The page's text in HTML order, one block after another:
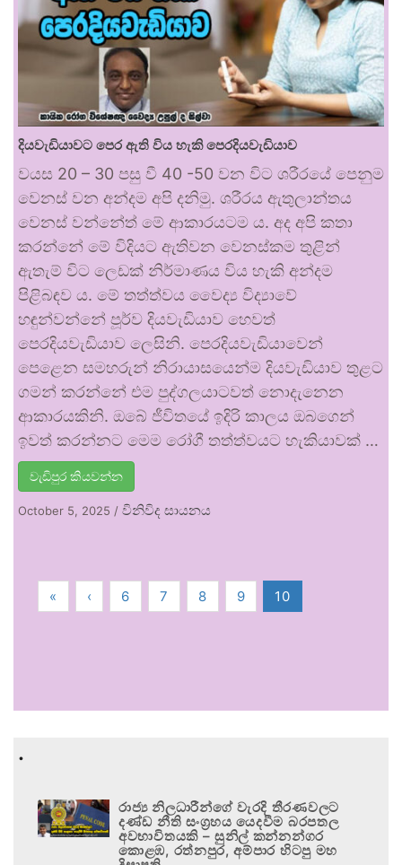
දියවැඩියාවට පෙර ඇති විය හැකි පෙරදියවැඩියාව
වයස 20 – 30 පසු වී 40 -50 වන විට ශරීරයේ පෙනුම
වෙනස් වන අන්දම අපි දනිමු. ශරීරය ඇතුලාන්තය
වෙනස් වන්නේත් මේ ආකාරයටම ය. අද අපි කතා
කරන්නේ මේ විදියට ඇතිවන වෙනස්කම තුළින්
ඇතැම් විට ලෙඩක් නිර්මාණය විය හැකි අන්දම
පිළිබඳව ය. මේ තත්ත්වය වෛද්‍ය විද්‍යාවේ
හඳුන්වන්නේ පූර්ව දියවැඩියාව හෙවත්
පෙරදියවැඩියාව ලෙසිනි. පෙරදියවැඩියාවෙන්
පෙළෙන සමහරුන් නිරායාසයෙන්ම දියවැඩියාව තුළට
ගමන් කරන්නේ එම පුද්ගලයාටවත් නොදැනෙන
ආකාරයකිනි. ඔබේ ජීවිතයේ ඉදිරි කාලය ඔබගෙන්
ඉවත් කරන්නට මෙම රෝගී තත්ත්වයට හැකියාවක් …
වැඩිපුර කියවන්න
October 5, 2025 / විනිවිද සායනය
« ‹ 6 7 8 9 10
.
රාජ්‍ය නිලධාරීන්ගේ වැරදි තීරණවලට
දණ්ඩ නීති සංග්‍රහය යෙදවීම බරපතල
අවභාවිතයකි – සුනිල් කන්නන්ගර
කොළඹ, රත්නපුර, අම්පාර හිටපු මහ